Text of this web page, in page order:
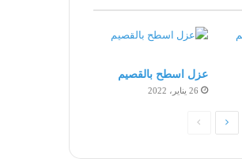
عزل اسطح بالقصيم
26 يناير، 2022
الصفحةالصفحة